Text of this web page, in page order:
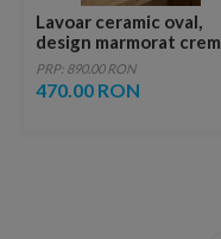
Lavoar ceramic oval,
design marmorat crem
lucios cu vene aurii,
ventil inclus
PRP: 890.00 RON
470.00 RON